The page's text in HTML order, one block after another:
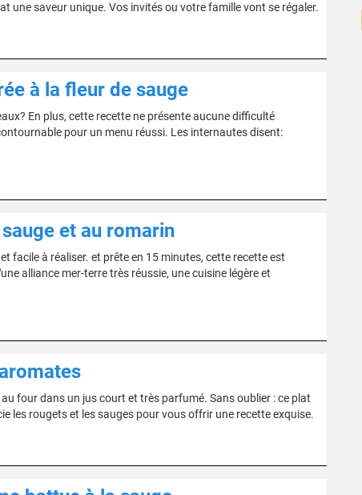
une saveur unique. Vos invités ou votre famille vont se régaler.
à la fleur de sauge
En plus, cette recette ne présente aucune difficulté
pour un menu réussi. Les internautes disent:
et au romarin
facile à réaliser. et prête en 15 minutes, cette recette est
alliance mer-terre très réussie, une cuisine légère et
four dans un jus court et très parfumé. Sans oublier : ce plat
les rougets et les sauges pour vous offrir une recette exquise.